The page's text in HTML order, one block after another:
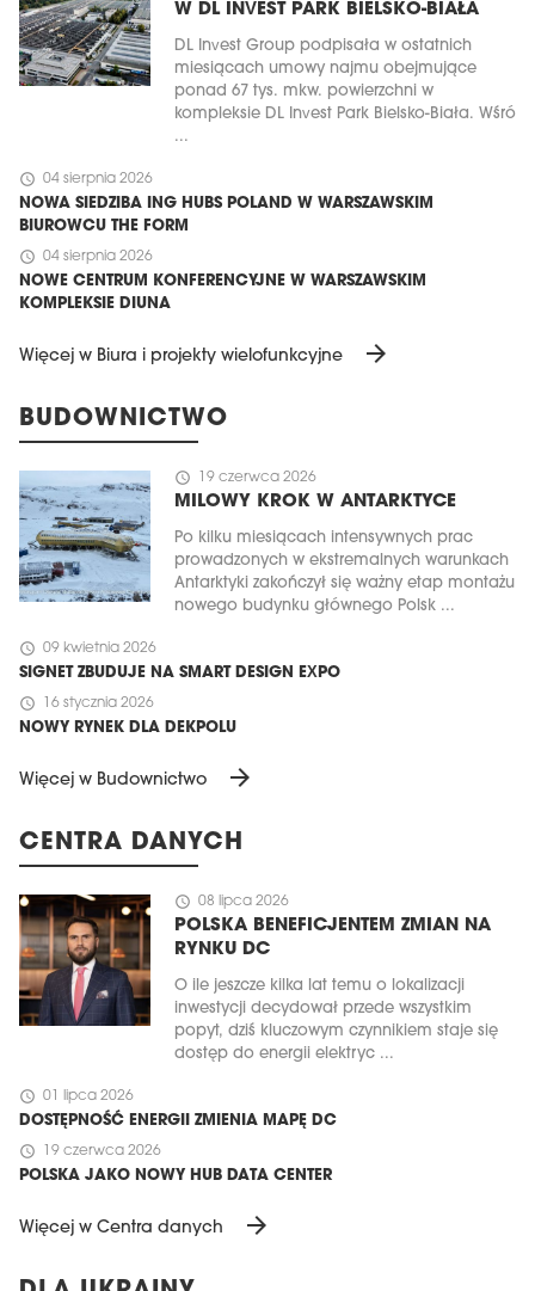
W DL INVEST PARK BIELSKO-BIAŁA
DL Invest Group podpisała w ostatnich
miesiącach umowy najmu obejmujące
ponad 67 tys. mkw. powierzchni w
kompleksie DL Invest Park Bielsko-Biała. Wśró
...
schedule 04 sierpnia 2026
NOWA SIEDZIBA ING HUBS POLAND W WARSZAWSKIM
BIUROWCU THE FORM
schedule 04 sierpnia 2026
NOWE CENTRUM KONFERENCYJNE W WARSZAWSKIM
KOMPLEKSIE DIUNA
Więcej w Biura i projekty wielofunkcyjne arrow_forward
BUDOWNICTWO
schedule 19 czerwca 2026
MILOWY KROK W ANTARKTYCE
Po kilku miesiącach intensywnych prac
prowadzonych w ekstremalnych warunkach
Antarktyki zakończył się ważny etap montażu
nowego budynku głównego Polsk ...
schedule 09 kwietnia 2026
SIGNET ZBUDUJE NA SMART DESIGN EXPO
schedule 16 stycznia 2026
NOWY RYNEK DLA DEKPOLU
Więcej w Budownictwo arrow_forward
CENTRA DANYCH
schedule 08 lipca 2026
POLSKA BENEFICJENTEM ZMIAN NA
RYNKU DC
O ile jeszcze kilka lat temu o lokalizacji
inwestycji decydował przede wszystkim
popyt, dziś kluczowym czynnikiem staje się
dostęp do energii elektryc ...
schedule 01 lipca 2026
DOSTĘPNOŚĆ ENERGII ZMIENIA MAPĘ DC
schedule 19 czerwca 2026
POLSKA JAKO NOWY HUB DATA CENTER
Więcej w Centra danych arrow_forward